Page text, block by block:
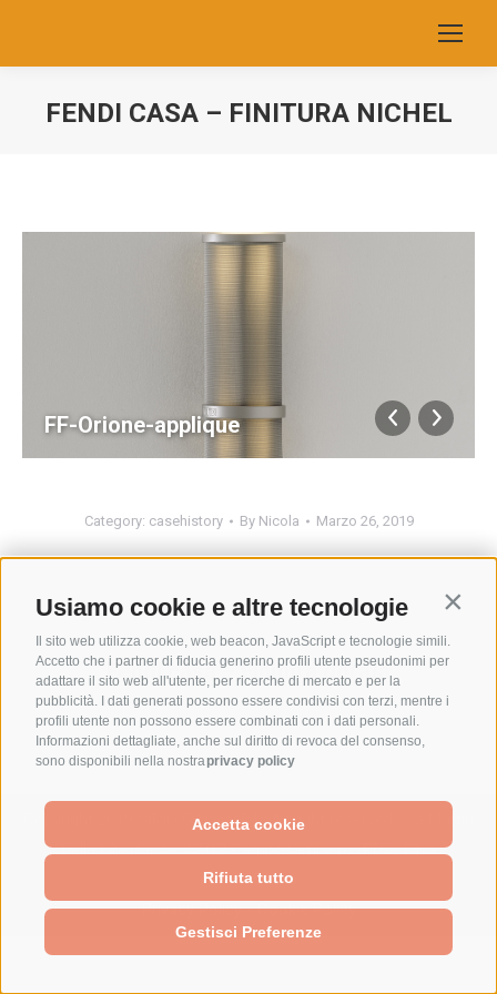
Usiamo cookie e altre tecnologie
Il sito web utilizza cookie, web beacon, JavaScript e tecnologie simili.
Accetto che i partner di fiducia generino profili utente pseudonimi per
adattare il sito web all'utente, per ricerche di mercato e per la
pubblicità. I dati generati possono essere condivisi con terzi, mentre i
profili utente non possono essere combinati con i dati personali.
Informazioni dettagliate, anche sul diritto di revoca del consenso,
sono disponibili nella nostraprivacy policy
Accetta cookie
Rifiuta tutto
Gestisci Preferenze
FENDI CASA – FINITURA NICHEL
FF-Orione-applique
Category: casehistory By Nicola Marzo 26, 2019
Album
navigation
PREVIOUS
Previous
album:
Fendi casa – Finitura dorata
Copyright 2019 SIRIO GALV S.R.L. All right reserved. Via Martiri
Della Libertà, 3 - 35012 Camposampiero (PD) - P.Iva
02695350286
Privacy Policy-Cookie Policy